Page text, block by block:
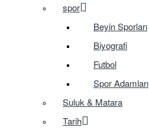
spor
Beyin Sporları
Biyografi
Futbol
Spor Adamları
Suluk & Matara
Tarih